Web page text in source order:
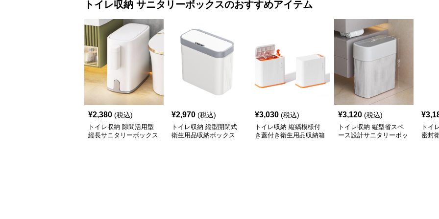
トイレ収納 サニタリーボックスのおすすめアイテム
¥2,380 (税込)
トイレ収納 隙間活用型
縦長サニタリーボックス
¥2,970 (税込)
トイレ収納 縦型開閉式
衛生用品収納ボックス
¥3,030 (税込)
トイレ収納 縦縞模様付
き蓋付き衛生用品収納箱
¥3,120 (税込)
トイレ収納 縦型省スペ
ース設計サニタリーボッ
¥
トイ
密封